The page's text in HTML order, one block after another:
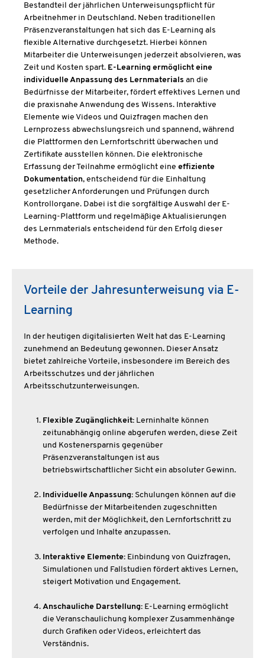
Bestandteil der jährlichen Unterweisungspflicht für
Arbeitnehmer in Deutschland. Neben traditionellen
Präsenzveranstaltungen hat sich das E-Learning als
flexible Alternative durchgesetzt. Hierbei können
Mitarbeiter die Unterweisungen jederzeit absolvieren, was
Zeit und Kosten spart. E-Learning ermöglicht eine
individuelle Anpassung des Lernmaterials an die
Bedürfnisse der Mitarbeiter, fördert effektives Lernen und
die praxisnahe Anwendung des Wissens. Interaktive
Elemente wie Videos und Quizfragen machen den
Lernprozess abwechslungsreich und spannend, während
die Plattformen den Lernfortschritt überwachen und
Zertifikate ausstellen können. Die elektronische
Erfassung der Teilnahme ermöglicht eine effiziente
Dokumentation, entscheidend für die Einhaltung
gesetzlicher Anforderungen und Prüfungen durch
Kontrollorgane. Dabei ist die sorgfältige Auswahl der E-
Learning-Plattform und regelmäßige Aktualisierungen
des Lernmaterials entscheidend für den Erfolg dieser
Methode.
Vorteile der Jahresunterweisung via E-
Learning
In der heutigen digitalisierten Welt hat das E-Learning
zunehmend an Bedeutung gewonnen. Dieser Ansatz
bietet zahlreiche Vorteile, insbesondere im Bereich des
Arbeitsschutzes und der jährlichen
Arbeitsschutzunterweisungen.
Flexible Zugänglichkeit: Lerninhalte können
zeitunabhängig online abgerufen werden, diese Zeit
und Kostenersparnis gegenüber
Präsenzveranstaltungen ist aus
betriebswirtschaftlicher Sicht ein absoluter Gewinn.
Individuelle Anpassung: Schulungen können auf die
Bedürfnisse der Mitarbeitenden zugeschnitten
werden, mit der Möglichkeit, den Lernfortschritt zu
verfolgen und Inhalte anzupassen.
Interaktive Elemente: Einbindung von Quizfragen,
Simulationen und Fallstudien fördert aktives Lernen,
steigert Motivation und Engagement.
Anschauliche Darstellung: E-Learning ermöglicht
die Veranschaulichung komplexer Zusammenhänge
durch Grafiken oder Videos, erleichtert das
Verständnis.